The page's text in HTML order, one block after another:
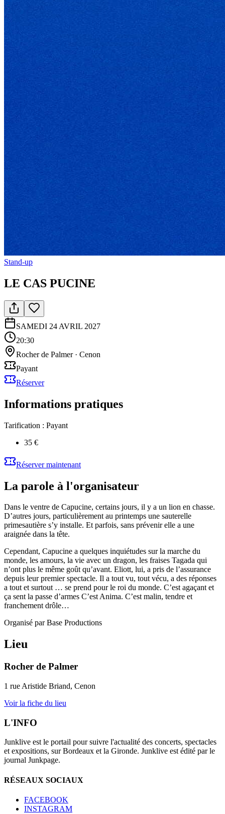
Stand-up
LE CAS PUCINE
SAMEDI 24 AVRIL 2027
20:30
Rocher de Palmer· Cenon
Payant
Réserver
Informations pratiques
Tarification : Payant
35 €
Réserver maintenant
La parole à l'organisateur
Dans le ventre de Capucine, certains jours, il y a un lion en chasse.
D’autres jours, particulièrement au printemps une sauterelle
primesautière s’y installe. Et parfois, sans prévenir elle a une
araignée dans la tête.
Cependant, Capucine a quelques inquiétudes sur la marche du
monde, les amours, la vie avec un dragon, les fraises Tagada qui
n’ont plus le même goût qu’avant. Eliott, lui, a pris de l’assurance
depuis leur premier spectacle. Il a tout vu, tout vécu, a des réponses
a tout et surtout … se prend pour le roi du monde. C’est agaçant et
ça sent la passe d’armes C’est Anima. C’est malin, tendre et
franchement drôle…
Organisé par Base Productions
Lieu
Rocher de Palmer
1 rue Aristide Briand, Cenon
Voir la fiche du lieu
L'INFO
Junklive est le portail pour suivre l'actualité des concerts, spectacles
et expositions, sur Bordeaux et la Gironde. Junklive est édité par le
journal Junkpage.
RÉSEAUX SOCIAUX
FACEBOOK
INSTAGRAM